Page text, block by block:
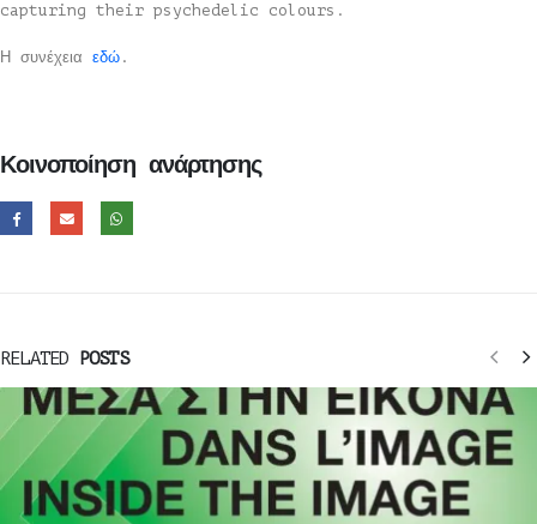
capturing their psychedelic colours.
Η συνέχεια εδώ .
Κοινοποίηση ανάρτησης
RELATED POSTS